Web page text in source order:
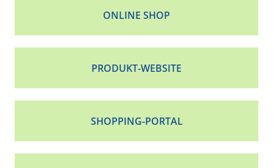
ONLINE SHOP
PRODUKT-WEBSITE
SHOPPING-PORTAL